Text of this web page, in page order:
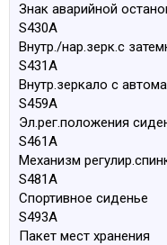
Знак аварийной
S430A
Внутр./нар.зерк.с
S431A
Внутр.зеркало с
S459A
Эл.рег.положения
S461A
Механизм
S481A
Спортивное сиденье
S493A
Пакет мест хранения